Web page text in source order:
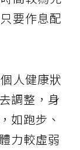
要作息配
人健康狀
調整，身
如跑步、
力較虛弱